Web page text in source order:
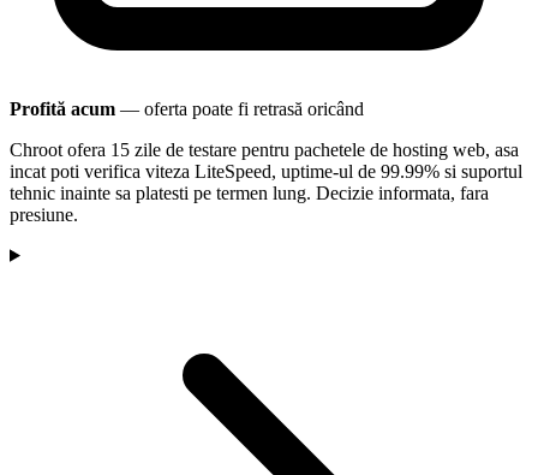
Profită acum — oferta poate fi retrasă oricând
Chroot ofera 15 zile de testare pentru pachetele de hosting web, asa
incat poti verifica viteza LiteSpeed, uptime-ul de 99.99% si suportul
tehnic inainte sa platesti pe termen lung. Decizie informata, fara
presiune.